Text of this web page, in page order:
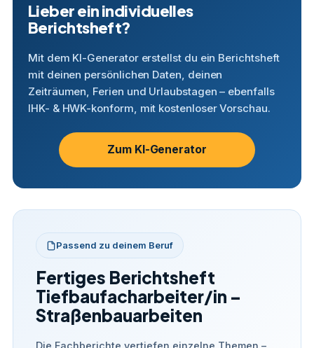
Lieber ein individuelles
Berichtsheft?
Mit dem KI-Generator erstellst du ein Berichtsheft
mit deinen persönlichen Daten, deinen
Zeiträumen, Ferien und Urlaubstagen – ebenfalls
IHK- & HWK-konform, mit kostenloser Vorschau.
Zum KI-Generator
Passend zu deinem Beruf
Fertiges Berichtsheft
Tiefbaufacharbeiter/in –
Straßenbauarbeiten
Die Fachberichte vertiefen einzelne Themen –